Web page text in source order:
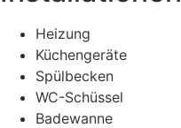
Heizung
Küchengeräte
Spülbecken
WC-Schüssel
Badewanne